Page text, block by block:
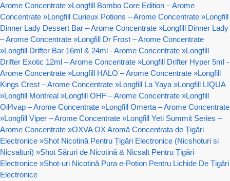
Arome Concentrate »Longfill Bombo Core Edition – Arome
Concentrate »Longfill Curieux Potions – Arome Concentrate »Longfill
Dinner Lady Dessert Bar – Arome Concentrate »Longfill Dinner Lady
– Arome Concentrate »Longfill Dr Frost – Arome Concentrate
»Longfill Drifter Bar 16ml & 24ml - Arome Concentrate »Longfill
Drifter Exotic 12ml – Arome Concentrate »Longfill Drifter Hyper 5ml -
Arome Concentrate »Longfill HALO – Arome Concentrate »Longfill
Kings Crest – Arome Concentrate »Longfill La Yaya »Longfill LIQUA
»Longfill Montreal »Longfill OHF – Arome Concentrate »Longfill
Oil4vap – Arome Concentrate »Longfill Omerta – Arome Concentrate
»Longfill Viper – Arome Concentrate »Longfill Yeti Summit Series –
Arome Concentrate »OXVA OX Aromă Concentrata de Țigări
Electronice »Shot Nicotină Pentru Țigări Electronice (Nicshoturi si
Nicsalturi) »Shot Săruri de Nicotină & Nicsalt Pentru Țigări
Electronice »Shot-uri Nicotină Pura e-Potion Pentru Lichide De Țigări
Electronice